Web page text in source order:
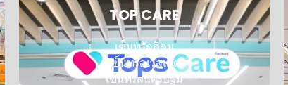
TOP CARE
เซ็นทรัลสีลม
เซ็นทรัลเวสเกต
เซ็นทรัลนครปฐม